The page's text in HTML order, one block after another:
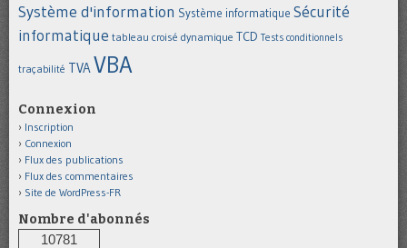
Système d'information Système informatique Sécurité
informatique tableau croisé dynamique TCD Tests conditionnels
traçabilité TVAVBA
Connexion
Inscription
Connexion
Flux des publications
Flux des commentaires
Site de WordPress-FR
Nombre d'abonnés
10781